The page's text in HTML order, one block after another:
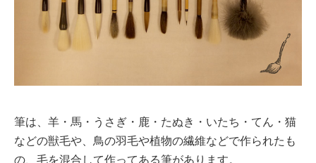
筆は、羊・馬・うさぎ・鹿・たぬき・いたち・てん・猫
などの獣毛や、鳥の羽毛や植物の繊維などで作られたも
の、毛を混合して作ってある筆があります。